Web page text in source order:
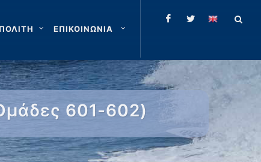
ΕΠΙΚΟΙΝΩΝΙΑ
601-602)